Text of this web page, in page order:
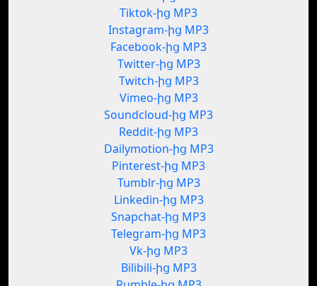
Tiktok-ից MP3
Instagram-ից MP3
Facebook-ից MP3
Twitter-ից MP3
Twitch-ից MP3
Vimeo-ից MP3
Soundcloud-ից MP3
Reddit-ից MP3
Dailymotion-ից MP3
Pinterest-ից MP3
Tumblr-ից MP3
Linkedin-ից MP3
Snapchat-ից MP3
Telegram-ից MP3
Vk-ից MP3
Bilibili-ից MP3